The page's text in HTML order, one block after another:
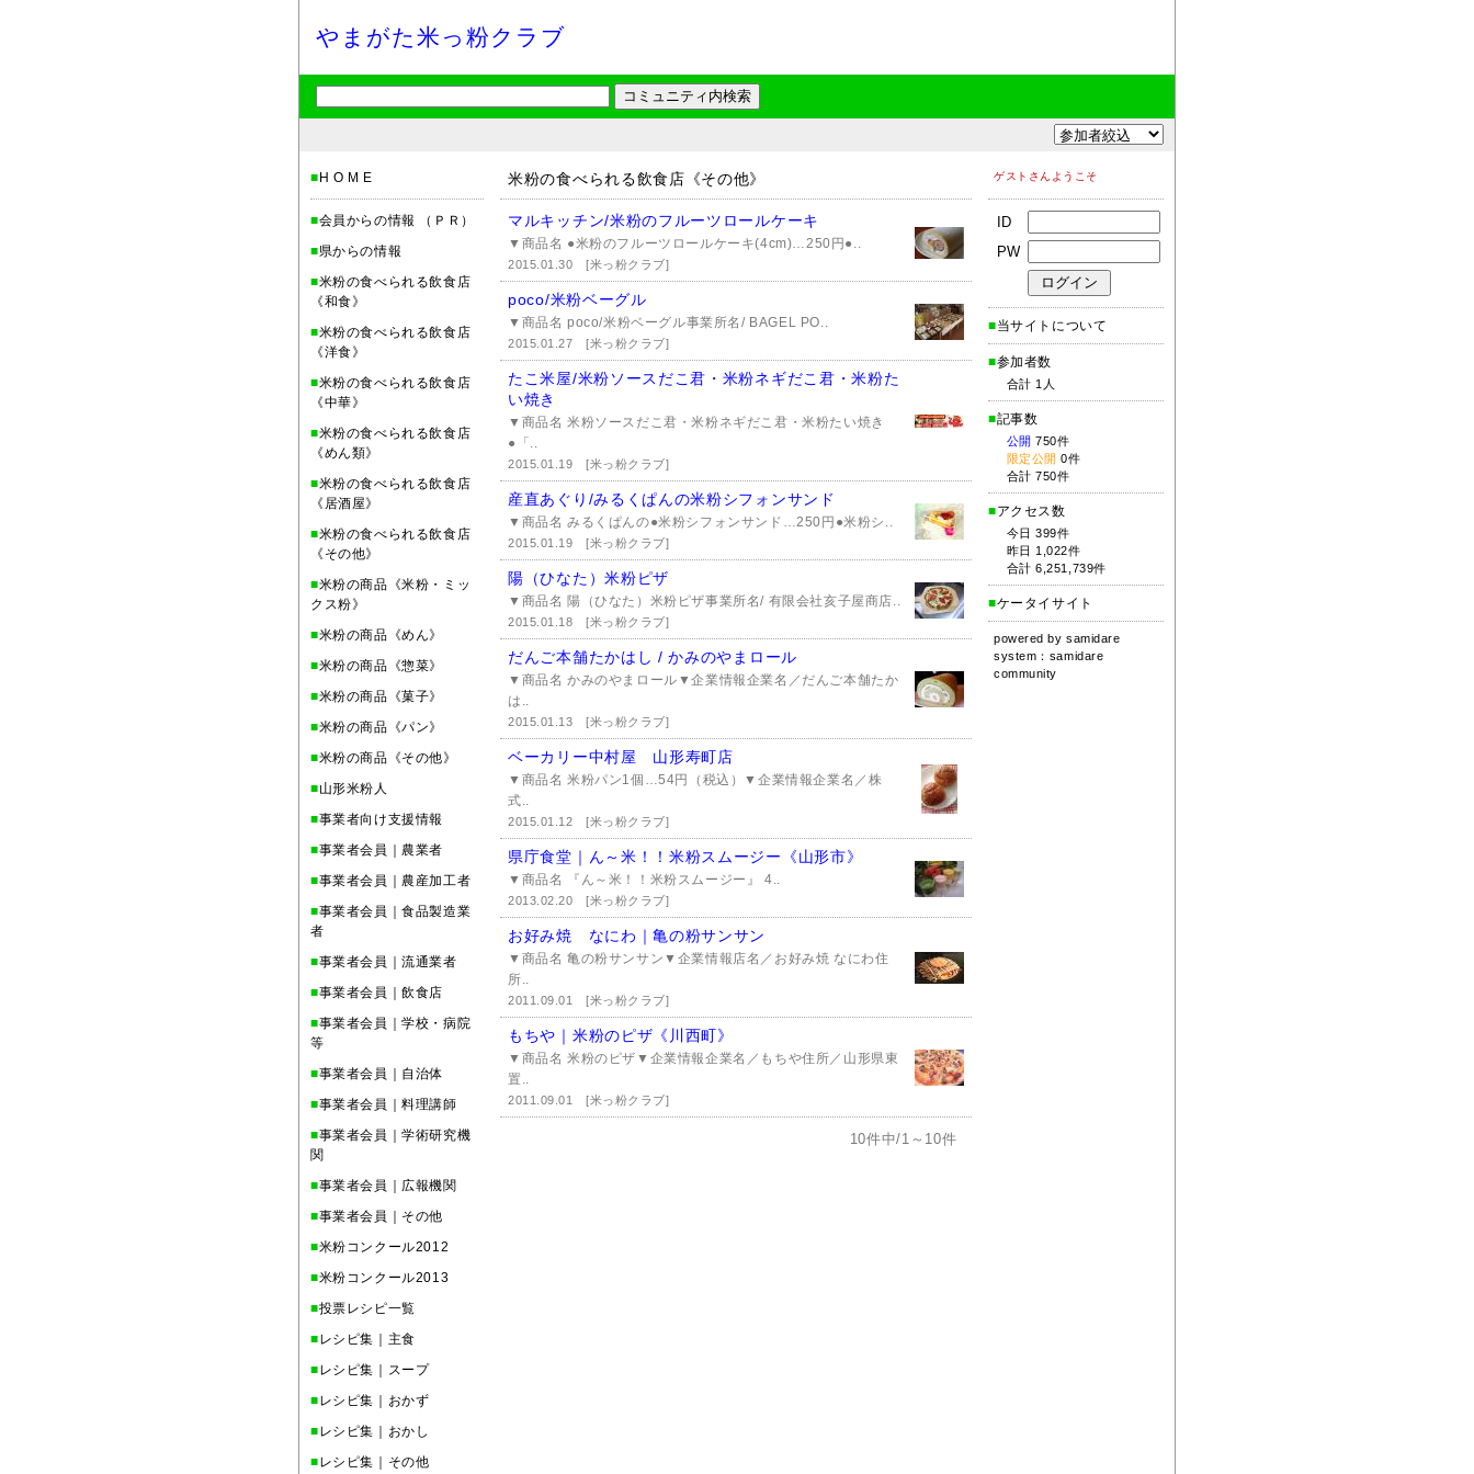
やまがた米っ粉クラブ
■ H O M E
■会員からの情報 （ＰＲ）
■県からの情報
■米粉の食べられる飲食店
《和食》
■米粉の食べられる飲食店
《洋食》
■米粉の食べられる飲食店
《中華》
■米粉の食べられる飲食店
《めん類》
■米粉の食べられる飲食店
《居酒屋》
■米粉の食べられる飲食店
《その他》
■米粉の商品《米粉・ミッ
クス粉》
■米粉の商品《めん》
■米粉の商品《惣菜》
■米粉の商品《菓子》
■米粉の商品《パン》
■米粉の商品《その他》
■山形米粉人
■事業者向け支援情報
■事業者会員｜農業者
■事業者会員｜農産加工者
■事業者会員｜食品製造業
者
■事業者会員｜流通業者
■事業者会員｜飲食店
■事業者会員｜学校・病院
等
■事業者会員｜自治体
■事業者会員｜料理講師
■事業者会員｜学術研究機
関
■事業者会員｜広報機関
■事業者会員｜その他
■米粉コンクール2012
■米粉コンクール2013
■投票レシピ一覧
■レシピ集｜主食
■レシピ集｜スープ
■レシピ集｜おかず
■レシピ集｜おかし
■レシピ集｜その他
米粉の食べられる飲食店《その他》
マルキッチン/米粉のフルーツロールケーキ
▼商品名 ●米粉のフルーツロールケーキ(4cm)…250円●..
2015.01.30[米っ粉クラブ]
poco/米粉ベーグル
▼商品名 poco/米粉ベーグル事業所名/ BAGEL PO..
2015.01.27[米っ粉クラブ]
たこ米屋/米粉ソースだこ君・米粉ネギだこ君・米粉た
い焼き
▼商品名 米粉ソースだこ君・米粉ネギだこ君・米粉たい焼き
●「..
2015.01.19[米っ粉クラブ]
産直あぐり/みるくぱんの米粉シフォンサンド
▼商品名 みるくぱんの●米粉シフォンサンド…250円●米粉シ..
2015.01.19[米っ粉クラブ]
陽（ひなた）米粉ピザ
▼商品名 陽（ひなた）米粉ピザ事業所名/ 有限会社亥子屋商店..
2015.01.18[米っ粉クラブ]
だんご本舗たかはし / かみのやまロール
▼商品名 かみのやまロール▼企業情報企業名／だんご本舗たか
は..
2015.01.13[米っ粉クラブ]
ベーカリー中村屋 山形寿町店
▼商品名 米粉パン1個…54円（税込）▼企業情報企業名／株
式..
2015.01.12[米っ粉クラブ]
県庁食堂｜ん～米！！米粉スムージー《山形市》
▼商品名 『ん～米！！米粉スムージー』 4..
2013.02.20[米っ粉クラブ]
お好み焼 なにわ｜亀の粉サンサン
▼商品名 亀の粉サンサン▼企業情報店名／お好み焼 なにわ住
所..
2011.09.01[米っ粉クラブ]
もちや｜米粉のピザ《川西町》
▼商品名 米粉のピザ▼企業情報企業名／もちや住所／山形県東
置..
2011.09.01[米っ粉クラブ]
10件中/1～10件
ゲストさんようこそ
ID
PW
■当サイトについて
■参加者数
合計 1人
■記事数
公開 750件
限定公開 0件
合計 750件
■アクセス数
今日 399件
昨日 1,022件
合計 6,251,739件
■ケータイサイト
powered bysamidare
system： samidare
community